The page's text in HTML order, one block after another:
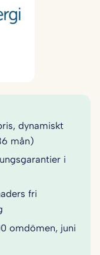
dynamiskt
mån)
i
fri
omdömen, juni